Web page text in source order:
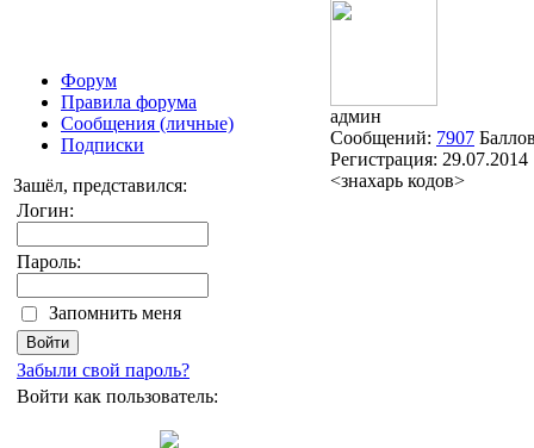
Форум
Правила форума
Сообщения (личные)
Подписки
Зашёл, представился:
Логин:
Пароль:
Запомнить меня
Забыли свой пароль?
Войти как пользователь:
админ
Сообщений: 7907
Регистрация: 29.07.2014
<знахарь кодов>